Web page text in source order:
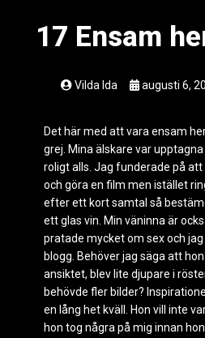
17 Ensam
Vilda Ida augusti 6,
Det här med att vara ensam
grej. Mina älskare var
roligt alls. Jag funderade på
och göra en film men istället
efter ett kort samtal så
ett glas vin. Min väninna är
pratade mycket om sex och
blogg. Behöver jag säga att
ansiktet, blev lite djupare i
behövde fler bilder?
en lång het kväll. Hon vill inte
hon tog några på mig innan